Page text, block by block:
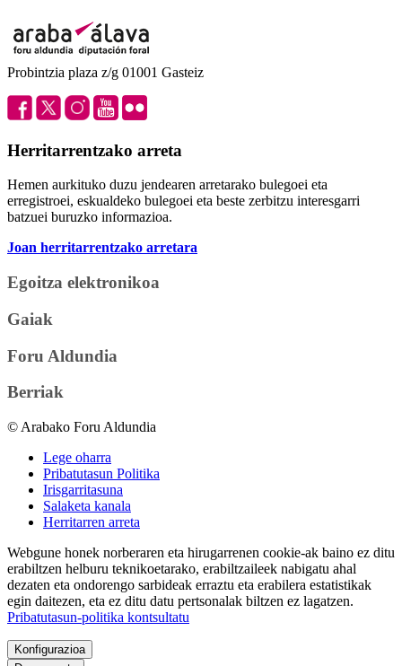
Probintzia plaza z/g 01001 Gasteiz
Herritarrentzako arreta
Hemen aurkituko duzu jendearen arretarako bulegoei eta
erregistroei, eskualdeko bulegoei eta beste zerbitzu interesgarri
batzuei buruzko informazioa.
Joan herritarrentzako arretara
Egoitza elektronikoa
Gaiak
Foru Aldundia
Berriak
© Arabako Foru Aldundia
Lege oharra
Pribatutasun Politika
Irisgarritasuna
Salaketa kanala
Herritarren arreta
Webgune honek norberaren eta hirugarrenen cookie-ak baino ez ditu
erabiltzen helburu teknikoetarako, erabiltzaileek nabigatu ahal
dezaten eta ondorengo sarbideak erraztu eta erabilera estatistikak
egin daitezen, eta ez ditu datu pertsonalak biltzen ez lagatzen.
Pribatutasun-politika kontsultatu
Konfigurazioa